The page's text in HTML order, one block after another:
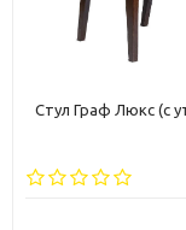
Стул Граф Люкс (с